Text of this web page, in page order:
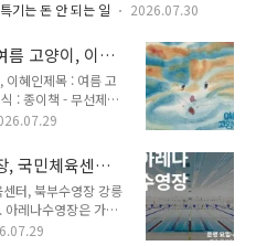
더위 속 잠시 숨을 고
도서낙선전을 진행
달달한 커피가 먹고 싶으면 근처 프랜차
진입합니다. 진입 시 깜빡이를 켜지 않
얌체같이 진입하려는 차량을 보면 "빵"하
교차로강원특별자치도 강릉시 옥천동
. 강릉시청 건물은 강릉 시내 외곽에 있어
느낍니다. 시..
기는 돈 안 되는 일 2026.07.30
름 고양이, 이혜
이혜인제목 : 여름 고
: 종이책 - 무선제본
원발행일 : 2026
예스
a/LdAej6grDk 여름
처 작은 마을에 사는
빨리 여름이 끝나기
국민체육센터,
터, 북부수영장 강릉
레나수영장은 가장
은 밤까지 운영합니